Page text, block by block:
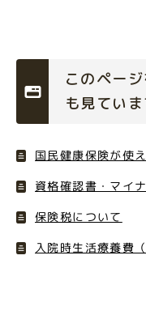
このペー
も見ていま
国民健康保険が使
資格確認書・マイ
保険税について
入院時生活療養費